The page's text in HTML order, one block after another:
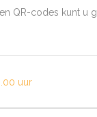
QR-codes kunt
uur